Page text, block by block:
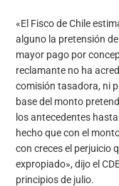
«El Fisco de Chile
alguno la pretensión
mayor pago por
reclamante no ha
comisión tasadora, ni
base del monto
los antecedentes
hecho que con el
con creces el perjuicio
expropiado», dijo el
principios de julio.